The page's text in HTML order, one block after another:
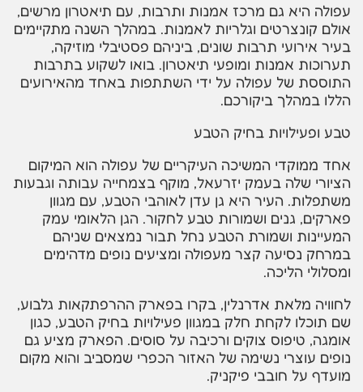
עפולה היא גם מרכז אמנות ותרבות, עם תיאטרון מרשים,
אולם קונצרטים וגלריות לאמנות. במהלך השנה מתקיימים
בעיר אירועי תרבות שונים, ביניהם פסטיבלי מוזיקה,
תערוכות אמנות ומופעי תיאטרון. בואו לשקוע בתרבות
התוססת של עפולה על ידי השתתפות באחד מהאירועים
הללו במהלך ביקורכם.
טבע ופעילויות בחיק הטבע
אחד ממוקדי המשיכה העיקריים של עפולה הוא המיקום
הציורי שלה בעמק יזרעאל, מוקף בצמחייה עבותה וגבעות
משתפלות. העיר היא גן עדן לאוהבי הטבע, עם מגוון
פארקים, גנים ושמורות טבע לחקור. הגן הלאומי עמק
המעיינות ושמורת הטבע נחל תבור נמצאים שניהם
במרחק נסיעה קצר מעפולה ומציעים נופים מדהימים
ומסלולי הליכה.
לחוויה מלאת אדרנלין, בקרו בפארק ההרפתקאות גלבוע,
שם תוכלו לקחת חלק במגוון פעילויות בחיק הטבע, כגון
אומגה, טיפוס צוקים ורכיבה על סוסים. הפארק מציע גם
נופים עוצרי נשימה של האזור הכפרי שמסביב והוא מקום
מועדף על חובבי פיקניק.